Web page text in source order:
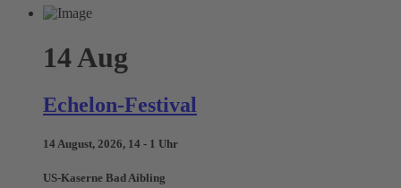
14Aug
Echelon-Festival
14 August, 2026, 14 - 1 Uhr
US-Kaserne Bad Aibling